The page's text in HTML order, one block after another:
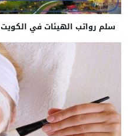
سلم رواتب الهيئات في الكويت 2025